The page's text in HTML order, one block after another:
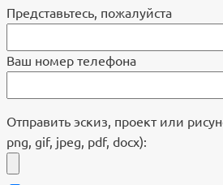
Представьтесь, пожалуйста
Ваш номер телефона
Отправить эскиз, проект или
png, gif, jpeg, pdf, docx):